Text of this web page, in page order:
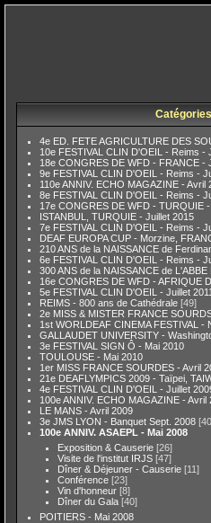
Catégories
4e ED. FETE AGRICULTURE DES
10e FESTIVAL CLIN D'OEIL - Reims -
18e CONGRES DE WFD - FRANCE -
9e FESTIVAL CLIN D'OEIL - Reims -
110e ANNIV. ECHO MAGAZINE - Avril
8e FESTIVAL CLIN D'OEIL - Reims -
17e CONGRES DE WFD - TURQUIE
ISTANBUL, TURQUIE - Juillet 2015
7e FESTIVAL CLIN D'OEIL - Reims -
DEAF EUROPA CUP - Morzine,
210 ANS de la NAISSANCE de
6e FESTIVAL CLIN D'OEIL - Reims -
300 ANS de la NAISSANCE de
16e CONGRES DE WFD - AFRIQUE
5e FESTIVAL CLIN D'OEIL - Juillet 2011
REIMS - 800 ans de Cathédrale [49]
2e MISS & MISTER FRANCE
1st WORLDEAF CINEMA FESTIVAL -
GALLAUDET UNIVERSITY -
3e FESTIVAL SIGN Ô - Mai 2010
TOULOUSE - Mai 2010
1er MISS FRANCE SOURDES - Avril
21e DEAFLYMPICS 2009 - Taïpei,
4e FESTIVAL CLIN D'OEIL - Juillet
100e ANNIV. ECHO MAGAZINE - Avril
LE MANS - Avril 2009
3e JMS LYON - Banquet Sept. 2008
100e ANNIV. ASAEPL - Mai 2008
Exposition & Causerie [26]
Visite de l'institut IRJS [47]
Dîner & Déjeuner - Causerie [11]
Conférence [23]
Vin d'honneur [8]
Dîner du Gala [40]
POITIERS - Mai 2008